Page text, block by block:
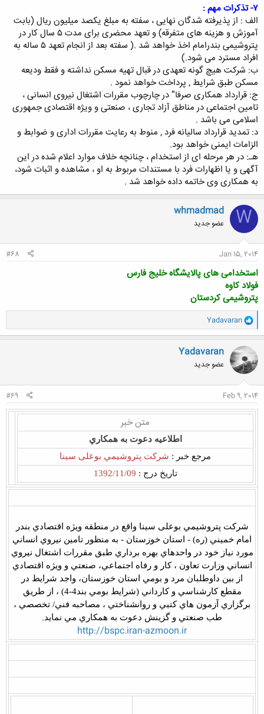
۷- تذکرات مهم :
الف : از پذیرفته شدگان نهایی ، سفته به مبلغ یکصد میلیون ریال (بابت
آموزش و هزینه های متفرقه) و تعهد محضری برای مدت ۵ سال کار در
پتروشیمی بندرامام اخذ خواهد شد .( سفته بعد از انجام تعهد ۵ ساله به
افراد مسترد می شود.)
ب: شرکت هیچ گونه تعهدی در قبال تهیه مسکن نداشته و فقط ودیعه
مسکن طبق شرایط , پرداخت خواهد نمود .
ج: قرارداد همکاری صرفا” در چارچوب مقررات اشتغال نیروی انسانی ،
تامین اجتماعی در مناطق آزاد تجاری ، صنعتی و ویژه اقتصادی جمهوری
اسلامی می باشد .
د: تمدید قرارداد سالیانه فرد , منوط به رعایت مقررات اداری و ضوابط و
الزامات ایمنی خواهد بود.
هـ: در هر مرحله ای از استخدام ، چنانچه خلاف موارد اعلام شده در این
آگهی و یا اظهارات فرد با مستندات مربوط به او ، مشاهده و اثبات شود،
به همکاری وی خاتمه داده خواهد شد .
W
whmadmad
عضو جدید
Jan 15, 2014
#68
استخدامی های پالایشگاه خلیج فارس
فولاد کاوه
پتروشیمی کردستان
و
ا
ک
ن
ش
ه
ا
Yadavaran
Yadavaran
عضو جدید
Feb 9, 2014
#69
متن خبر
اطلاعيه دعوت به همكاري
مرجع خبر : شركت پتروشيمي بوعلی سینا
تاريخ درج : 1392/11/09
شركت پتروشيمي بوعلی سینا واقع در منطقه ويژه اقتصادي بندر
امام خميني (ره) - استان خوزستان - به منظور تامين نيروي انساني
مورد نياز خود در واحدهاي بهره برداري طبق مقررات اشتغال نيروي
انساني وزارت تعاون ، كار و رفاه اجتماعي، صنعتي و ويژه اقتصادي
از بين داوطلبان مرد و بومي استان خوزستان، واجد شرايط در
مقطع كارشناسي و كارداني (شرايط بومي بند4-4) ، از طريق
برگزاري آزمون هاي كتبي و روانشناختي ، مصاحبه فني/ تخصصي ،
طب صنعتي و گزينش دعوت به همكاري مي نمايد.
http://bspc.iran-azmoon.ir